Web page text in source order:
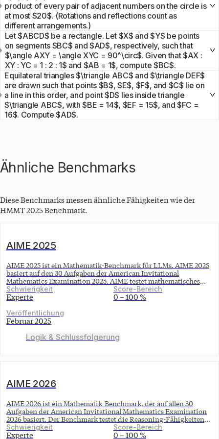
product of every pair of adjacent numbers on the circle is
at most $20$. (Rotations and reflections count as
different arrangements.)
Let $ABCD$ be a rectangle. Let $X$ and $Y$ be points
on segments $BC$ and $AD$, respectively, such that
$\angle AXY = \angle XYC = 90^\circ$. Given that $AX :
XY : YC = 1 : 2 : 1$ and $AB = 1$, compute $BC$.
Equilateral triangles $\triangle ABC$ and $\triangle DEF$
are drawn such that points $B$, $E$, $F$, and $C$ lie on
a line in this order, and point $D$ lies inside triangle
$\triangle ABC$, with $BE = 14$, $EF = 15$, and $FC =
16$. Compute $AD$.
Ähnliche Benchmarks
Diese Benchmarks messen ähnliche Fähigkeiten wie der
HMMT 2025 Benchmark.
AIME 2025
AIME 2025 ist ein Mathematik-Benchmark für LLMs. AIME 2025
basiert auf den 30 Aufgaben der American Invitational
Mathematics Examination 2025. AIME testet mathematisches
Verständnis von LLMs auf Mathe-Olympiade-Niveau der
gymnasialen Oberstufe. Jede Aufgabe erfordert eine ganzzahlige
Übereinstimmungen als korrekt gewertet werden, es gibt keine
Teilpunkte. AIME 2025 deckt die mathematischen Teilbereiche
Wahrscheinlichkeitsrechnung ab. Zum Lösen der Aufgaben
werden mehrstufige logische Schlussfolgerungen und kreative
Schwierigkeit
Experte
Score-Bereich
0 – 100 %
Veröffentlichung
Februar 2025
Logik & Schlussfolgerung
AIME 2026
AIME 2026 ist ein Mathematik-Benchmark, der auf allen 30
Aufgaben der American Invitational Mathematics Examination
2026 basiert. Der Benchmark testet die Reasoning-Fähigkeiten
von LLMs auf Niveau der Mathematik-Olympiade für die
gymnasiale Oberstufe. Jede Aufgabe erfordert eine ganzzahlige
Schwierigkeit
Experte
Score-Bereich
0 – 100 %